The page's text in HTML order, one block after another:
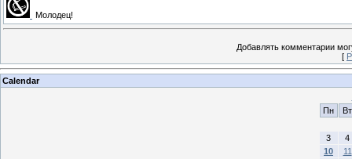
Молодец!
Добавлять комментарии
[
Calendar
Пн
Вт
3
4
10
11